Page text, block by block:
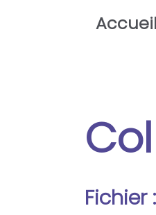
Aller au Accueil
Fichier :